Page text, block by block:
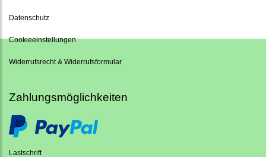
Datenschutz
Cookieeinstellungen
Widerrufsrecht & Widerrufsformular
Zahlungsmöglichkeiten
Lastschrift